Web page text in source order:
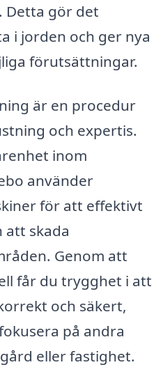
Detta gör det
i jorden och ger nya
förutsättningar.
är en procedur
och expertis.
inom
använder
för att effektivt
skada
Genom att
får du trygghet i att
och säkert,
på andra
eller fastighet.